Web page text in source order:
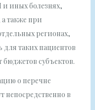
и иных болезнях,
также при
регионах,
таких пациентов
бюджетов субъектов.
о перечне
непосредственно в